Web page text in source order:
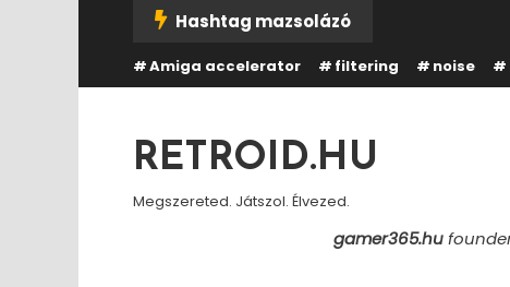
Content
Hashtag mazsolázó
Amiga accelerator filtering noise
RETROID.HU
Megszereted. Játszol. Élvezed.
gamer365.hu